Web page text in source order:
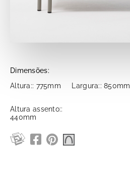
Dimensões:
Altura:: 775mm
Largura:: 850mm
Altura assento::
440mm